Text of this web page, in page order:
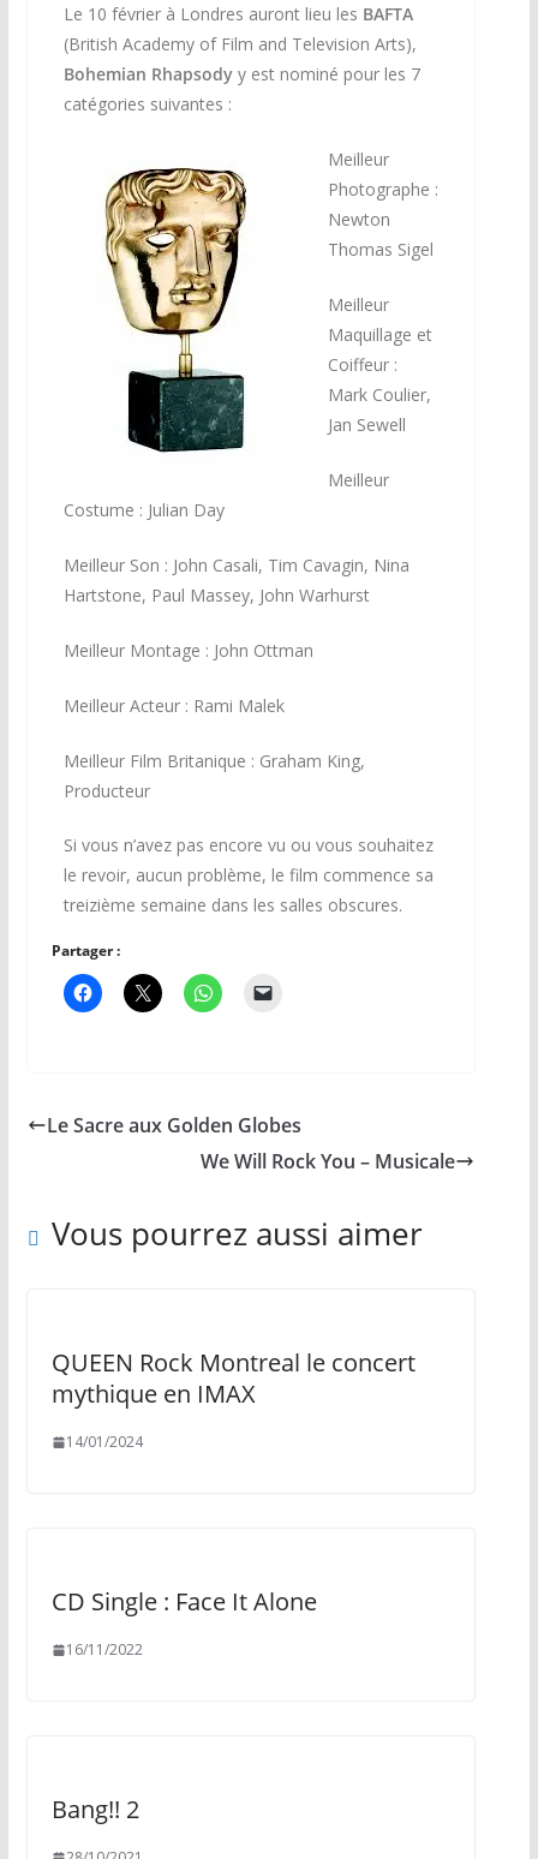
Le 10 février à Londres auront lieu les BAFTA
(British Academy of Film and Television Arts),
Bohemian Rhapsodyy est nominé pour les 7
catégories suivantes :
Meilleur
Photographe :
Newton
Thomas Sigel
Meilleur
Maquillage et
Coiffeur :
Mark Coulier,
Jan Sewell
Meilleur
Costume : Julian Day
Meilleur Son : John Casali, Tim Cavagin, Nina
Hartstone, Paul Massey, John Warhurst
Meilleur Montage : John Ottman
Meilleur Acteur : Rami Malek
Meilleur Film Britanique : Graham King,
Producteur
Si vous n’avez pas encore vu ou vous souhaitez
le revoir, aucun problème, le film commence sa
treizième semaine dans les salles obscures.
Partager :
Le Sacre aux Golden Globes
We Will Rock You – Musicale
Vous pourrez aussi aimer
QUEEN Rock Montreal le concert
mythique en IMAX
14/01/2024
CD Single : Face It Alone
16/11/2022
Bang!! 2